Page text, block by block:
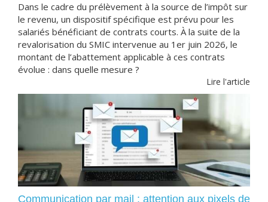
Dans le cadre du prélèvement à la source de l’impôt sur
le revenu, un dispositif spécifique est prévu pour les
salariés bénéficiant de contrats courts. À la suite de la
revalorisation du SMIC intervenue au 1er juin 2026, le
montant de l’abattement applicable à ces contrats
évolue : dans quelle mesure ?
Lire l'article
Communication par mail : attention aux pixels de